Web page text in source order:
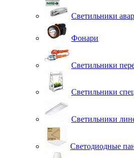
Светильники
Фонари
Светильники
Светильники
Светильники
Светодиодные